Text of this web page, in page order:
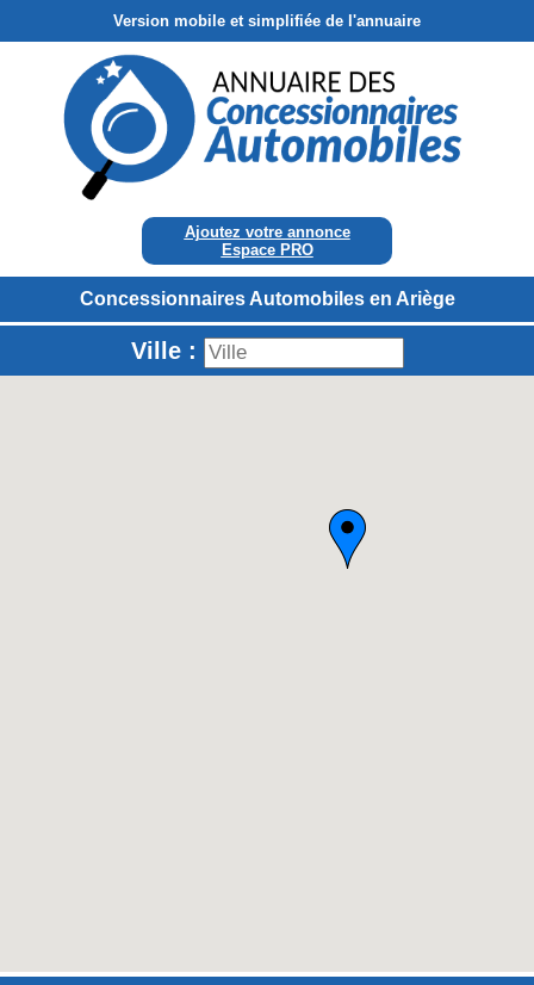
Version mobile et simplifiée de l'annuaire
Ajoutez votre annonce
Espace PRO
Concessionnaires Automobiles en Ariège
Ville :